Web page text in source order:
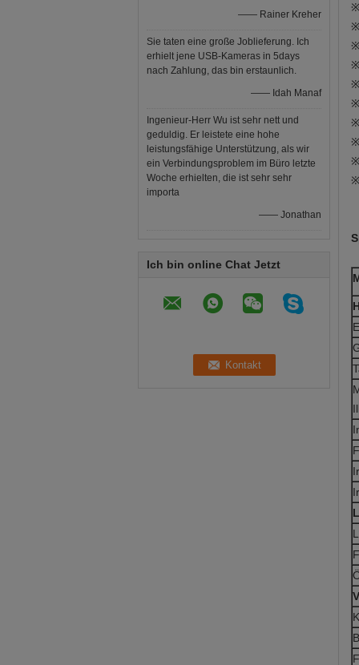
—— Rainer Kreher
Sie taten eine große Joblieferung. Ich
erhielt jene USB-Kameras in 5days
nach Zahlung, das bin erstaunlich.
—— Idah Manaf
Ingenieur-Herr Wu ist sehr nett und
geduldig. Er leistete eine hohe
leistungsfähige Unterstützung, als wir
ein Verbindungsproblem im Büro letzte
Woche erhielten, die ist sehr sehr
importa
—— Jonathan
Ich bin online Chat Jetzt